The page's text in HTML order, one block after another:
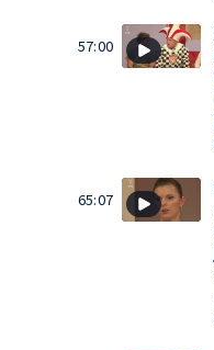
57:00
65:07